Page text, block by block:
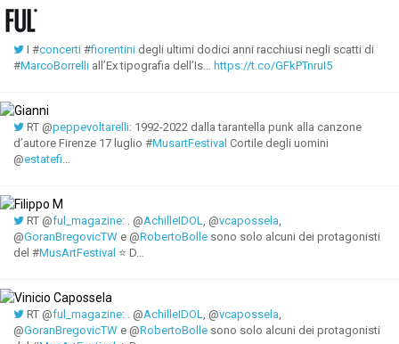
I #concerti #fiorentini degli ultimi dodici anni racchiusi negli scatti di
#MarcoBorrelli all’Ex tipografia dell’Is… https://t.co/GFkPTnruI5
RT @peppevoltarelli: 1992-2022 dalla tarantella punk alla canzone
d’autore Firenze 17 luglio #MusartFestival Cortile degli uomini
@estatefi
RT @ful_magazine: . @AchilleIDOL , @vcapossela
@GoranBregovicTW e @RobertoBolle sono solo alcuni dei protagonisti
del #MusArtFestival ⭐ D…
RT @ful_magazine: . @AchilleIDOL , @vcapossela
@GoranBregovicTW e @RobertoBolle sono solo alcuni dei protagonisti